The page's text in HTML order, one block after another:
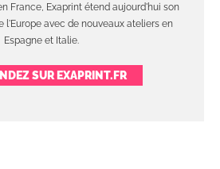
France, Exaprint étend aujourd'hui son
l'Europe avec de nouveaux ateliers en
Espagne et Italie.
SUR EXAPRINT.FR